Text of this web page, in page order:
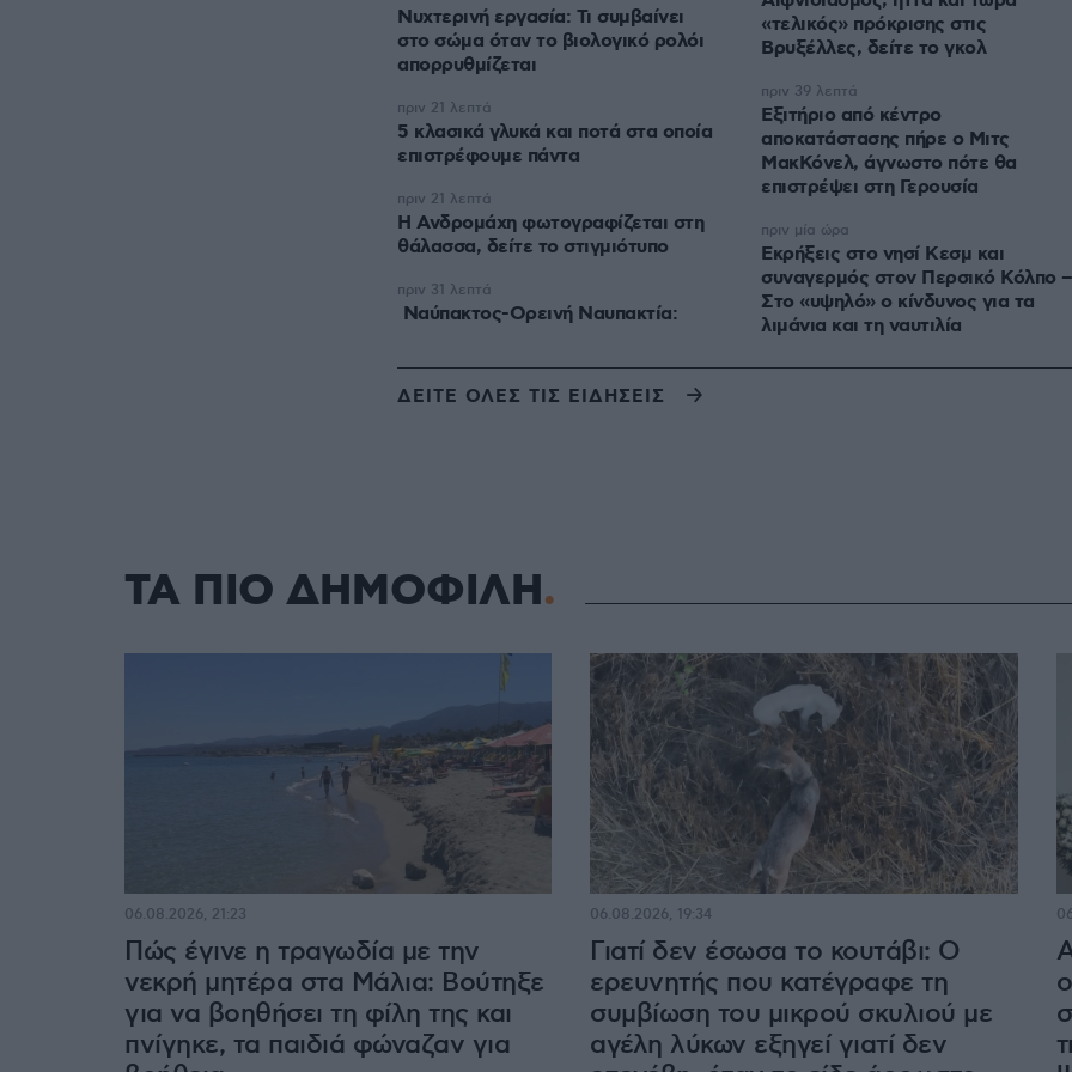
Νυχτερινή εργασία: Τι συμβαίνει
στο σώμα όταν το βιολογικό ρολόι
απορρυθμίζεται
5 κλασικά γλυκά και ποτά στα οποία
επιστρέφουμε πάντα
πριν 21 λεπτά
Η Ανδρομάχη φωτογραφίζεται στη
θάλασσα, δείτε το στιγμιότυπο
πριν 21 λεπτά
Ναύπακτος-Ορεινή Ναυπακτία:
πριν 31 λεπτά
«τελικός» πρόκρισης στις
Εξιτήριο από κέντρο
αποκατάστασης πήρε ο Μιτς
ΜακΚόνελ, άγνωστο πότε θα
επιστρέψει στη Γερουσία
πριν 39 λεπτά
Εκρήξεις στο νησί Κεσμ και
συναγερμός στον Περσικό Κόλπο –
Στο «υψηλό» ο κίνδυνος για τα
λιμάνια και τη ναυτιλία
πριν μία ώρα
ΔΕΙΤΕ ΟΛΕΣ ΤΙΣ ΕΙΔΗΣΕΙΣ
ΤΑ ΠΙΟ ΔΗΜΟΦΙΛΗ
Πώς έγινε η τραγωδία με την
νεκρή μητέρα στα Μάλια: Βούτηξε
για να βοηθήσει τη φίλη της και
πνίγηκε, τα παιδιά φώναζαν για
06.08.2026, 21:23
Γιατί δεν έσωσα το κουτάβι: Ο
ερευνητής που κατέγραφε τη
συμβίωση του μικρού σκυλιού με
αγέλη λύκων εξηγεί γιατί δεν
06.08.2026, 19:34